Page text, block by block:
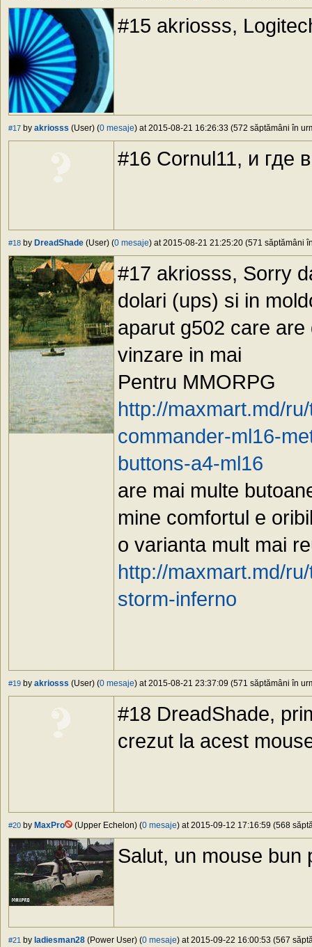
#15 akriosss,
#17 by akriosss (User) (0 mesaje) at 2015-08-21 16:26:33 (572 săptămâni în
#16 Cornul11, и где
#18 by DreadShade (User) (0 mesaje) at 2015-08-21 21:25:20 (571 săptămâni
#17 akriosss, Sorry
dolari (ups) si in
aparut g502 care
vinzare in mai
Pentru MMORPG
http://maxmart.md/
commander-ml16-
buttons-a4-ml16
are mai multe
mine comfortul e
o varianta mult mai
http://maxmart.md/
storm-inferno
#19 by akriosss (User) (0 mesaje) at 2015-08-21 23:37:09 (571 săptămâni în
#18 DreadShade,
crezut la acest
#20 by MaxPro (Upper Echelon) (0 mesaje) at 2015-09-12 17:16:59 (568
Salut, un mouse bun
#21 by ladiesman28 (Power User) (0 mesaje) at 2015-09-22 16:00:53 (567